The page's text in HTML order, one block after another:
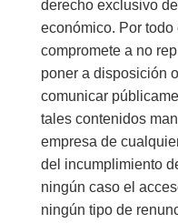
derecho exclusivo
económico. Por
compromete a no
poner a disposición
comunicar
tales contenidos
empresa de
del incumplimiento
ningún caso el
ningún tipo de